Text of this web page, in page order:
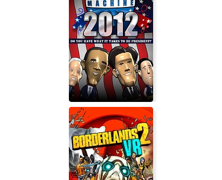
Ehandcipation